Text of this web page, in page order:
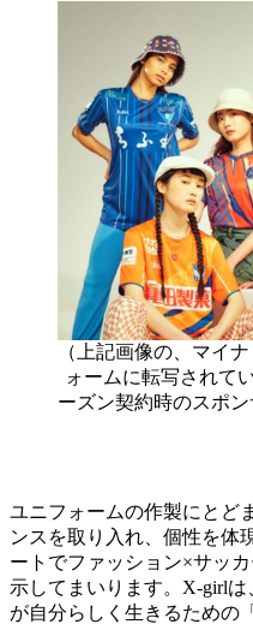
（上記画像の、マイ
ォームに転写されて
ーズン契約時のスポン
ユニフォームの作製にとど
ンスを取り入れ、個性を体
ートでファッション×サッ
示してまいります。X-girl
が自分らしく生きるための